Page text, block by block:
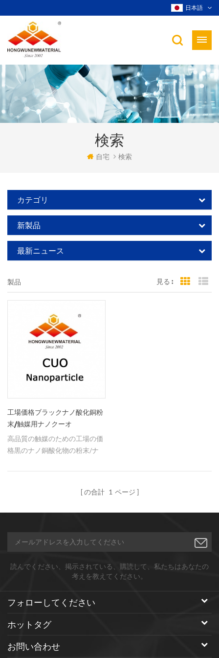
日本語
検索
自宅 検索
カテゴリ
新製品
最新ニュース
製品 見る : Grid
工場価格ブラックナノ酸化銅粉
末/触媒用ナノクーオ
高品質の触媒のための工場の価
格黒のナノ銅酸化物の粉末/ナ
procuctです。
の合計 1 ページ
読んでください、掲示されている、購読して、私たちはあなたの
考えを教えてください。
フォローしてください
ホットタグ
お問い合わせ